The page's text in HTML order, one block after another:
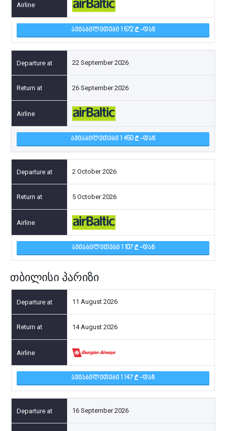
ᲐᲕᲘᲐᲑᲘᲚᲔᲗᲔᲑᲘ 1 672 -ᲓᲐᲜ
22 September 2026
26 September 2026
ᲐᲕᲘᲐᲑᲘᲚᲔᲗᲔᲑᲘ 1 450 -ᲓᲐᲜ
2 October 2026
5 October 2026
ᲐᲕᲘᲐᲑᲘᲚᲔᲗᲔᲑᲘ 1 107 -ᲓᲐᲜ
თბილისი პარიზი
11 August 2026
14 August 2026
ᲐᲕᲘᲐᲑᲘᲚᲔᲗᲔᲑᲘ 1 147 -ᲓᲐᲜ
16 September 2026